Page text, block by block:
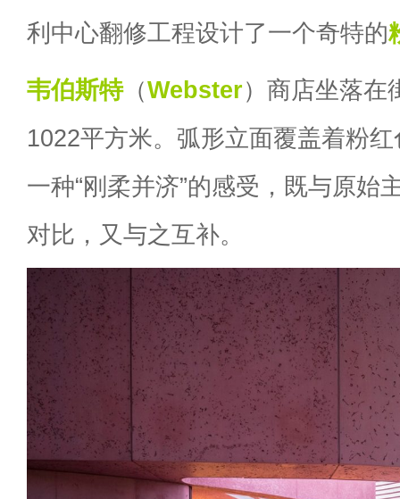
利中心翻修工程设计了一个奇特的
韦伯斯特（Webster）商店坐落在
1022平方米。弧形立面覆盖着粉
一种“刚柔并济”的感受，既与原始
对比，又与之互补。